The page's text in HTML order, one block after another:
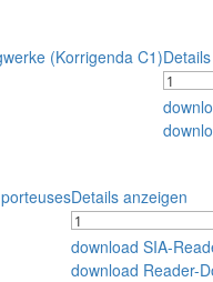
(Korrigenda C1)
Details anzeigen
download SIA-
download Reader-